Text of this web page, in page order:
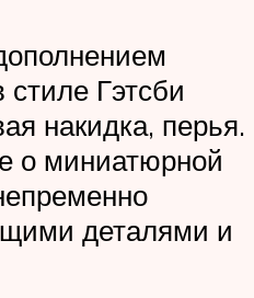
Гэтсби
накидка, перья.
о миниатюрной
деталями и